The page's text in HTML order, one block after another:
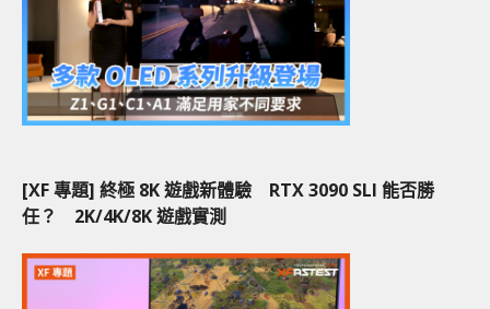
[XF 專題] 終極 8K 遊戲新體驗 RTX 3090 SLI 能否勝
任？ 2K/4K/8K 遊戲實測